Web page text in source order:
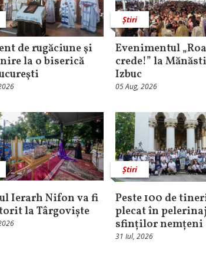
de rugăciune şi
la o biserică
Știri
Evenimentul
crede!” la
Izbuc
05 Aug, 2026
Ierarh Nifon va fi
la Târgoviște
Știri
Peste 100 de
plecat în
sfinților nemțeni
31 Iul, 2026